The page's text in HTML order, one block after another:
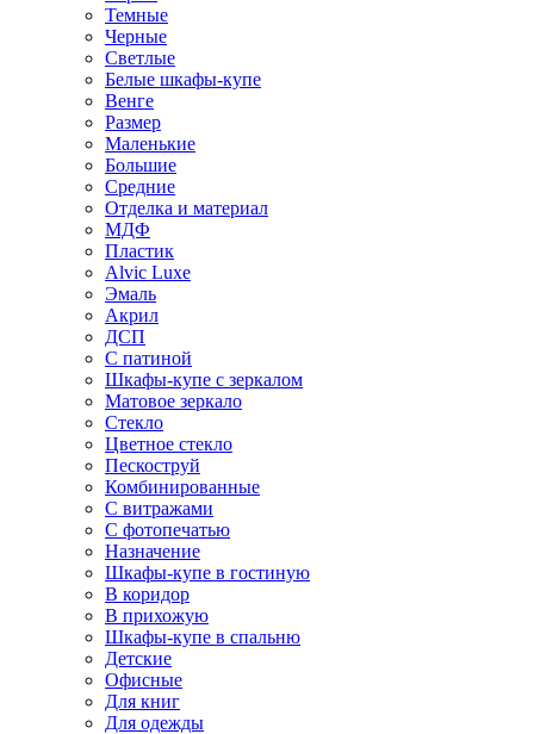
Темные
Черные
Светлые
Белые шкафы-купе
Венге
Размер
Маленькие
Большие
Средние
Отделка и материал
МДФ
Пластик
Alvic Luxe
Эмаль
Акрил
ДСП
С патиной
Шкафы-купе с зеркалом
Матовое зеркало
Стекло
Цветное стекло
Пескоструй
Комбинированные
С витражами
С фотопечатью
Назначение
Шкафы-купе в гостиную
В коридор
В прихожую
Шкафы-купе в спальню
Детские
Офисные
Для книг
Для одежды